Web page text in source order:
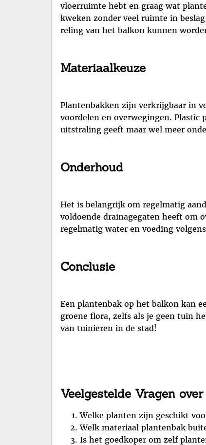
vloerruimte hebt en graag wat
kweken zonder veel ruimte in
reling van het balkon kunnen
Materiaalkeuze
Plantenbakken zijn verkrijgbaar in
voordelen en overwegingen.
uitstraling geeft maar wel meer
Onderhoud
Het is belangrijk om regelmatig
voldoende drainagegaten heeft om
regelmatig water en voeding
Conclusie
Een plantenbak op het balkon kan
groene flora, zelfs als je geen tuin
van tuinieren in de stad!
Veelgestelde Vragen
Welke planten zijn geschikt
Welk materiaal plantenbak
Is het goedkoper om zelf